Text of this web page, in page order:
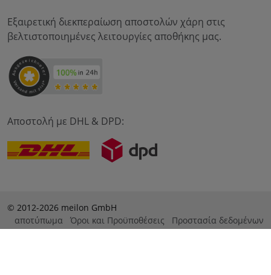
Εξαιρετική διεκπεραίωση αποστολών χάρη στις
βελτιστοποιημένες λειτουργίες αποθήκης μας.
Αποστολή με DHL & DPD:
© 2012-2026 meilon GmbH
αποτύπωμα
Όροι και Προϋποθέσεις Προστασία δεδομένων